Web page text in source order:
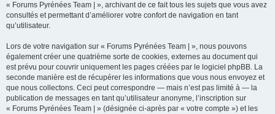
« Forums Pyrénées Team | », archivant de ce fait tous les sujets que vous avez
consultés et permettant d’améliorer votre confort de navigation en tant
qu’utilisateur.
Lors de votre navigation sur « Forums Pyrénées Team | », nous pouvons
également créer une quatrième sorte de cookies, externes au document qui
est prévu pour couvrir uniquement les pages créées par le logiciel phpBB. La
seconde manière est de récupérer les informations que vous nous envoyez et
que nous collectons. Ceci peut correspondre — mais n’est pas limité à — la
publication de messages en tant qu’utilisateur anonyme, l’inscription sur
« Forums Pyrénées Team | » (désignée ci-après par « votre compte ») et les